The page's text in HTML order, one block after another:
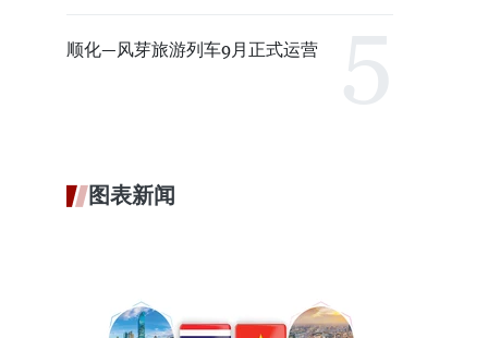
顺化—风芽旅游列车9月正式运营
图表新闻